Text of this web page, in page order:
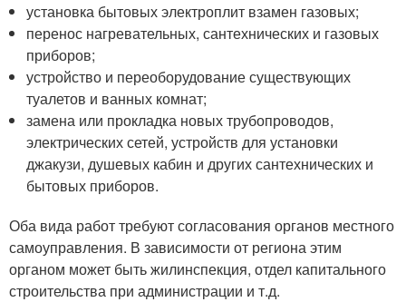
установка бытовых электроплит взамен газовых;
перенос нагревательных, сантехнических и газовых
приборов;
устройство и переоборудование существующих
туалетов и ванных комнат;
замена или прокладка новых трубопроводов,
электрических сетей, устройств для установки
джакузи, душевых кабин и других сантехнических и
бытовых приборов.
Оба вида работ требуют согласования органов местного
самоуправления. В зависимости от региона этим
органом может быть жилинспекция, отдел капитального
строительства при администрации и т.д.